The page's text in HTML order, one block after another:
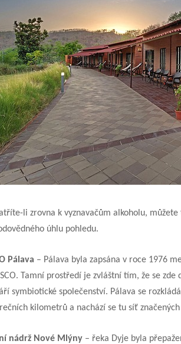
li zrovna k vyznavačům alkoholu,
úhlu pohledu.
Pálava – Pálava byla zapsána v roce 1976
Tamní prostředí je zvláštní tím, že se
symbiotické společenství. Pálava se
kilometrů a nachází se tu síť
nádrž Nové Mlýny – řeka Dyje byla